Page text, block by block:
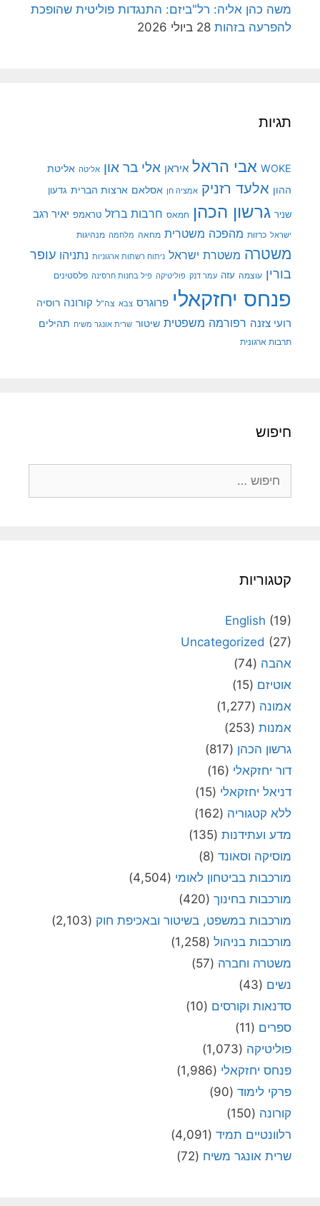
משה כהן אליה: רל"ביזם: התנגדות פוליטית שהופכת
להפרעה בזהות 28 ביולי 2026
תגיות
WOKE אבי הראל איראן אלי בר און אליטה אליטת
ההון אלעד רזניק אמציה חן אסלאם ארצות הברית גדעון
שניר גרשון הכהן חמאס חרבות ברזל טראמפ יאיר רגב
ישראל כרזות מהפכה משטרית מחאה מלחמה מנהיגות
משטרה משטרת ישראל ניתוח רשתות ארגוניות נתניהו עופר
בורין עוצמה עזה עמר דנק פוליטיקה פיל בחנות חרסינה פלסטינים
פנחס יחזקאלי פרוגרס צבא צה"ל קורונה רוסיה
רועי צזנה רפורמה משפטית שיטור שרית אונגר משיח תהילים
תרבות ארגונית
חיפוש
קטגוריות
English (19)
Uncategorized (27)
אהבה (74)
אוטיזם (15)
אמונה (1,277)
אמנות (253)
גרשון הכהן (817)
דור יחזקאלי (16)
דניאל יחזקאלי (15)
ללא קטגוריה (162)
מדע ועתידנות (135)
מוסיקה וסאונד (8)
מורכבות בביטחון לאומי (4,504)
מורכבות בחינוך (420)
מורכבות במשפט, בשיטור ובאכיפת חוק (2,103)
מורכבות בניהול (1,258)
משטרה וחברה (57)
נשים (43)
סדנאות וקורסים (10)
ספרים (11)
פוליטיקה (1,073)
פנחס יחזקאלי (1,986)
פרקי לימוד (90)
קורונה (150)
רלוונטיים תמיד (4,091)
שרית אונגר משיח (72)